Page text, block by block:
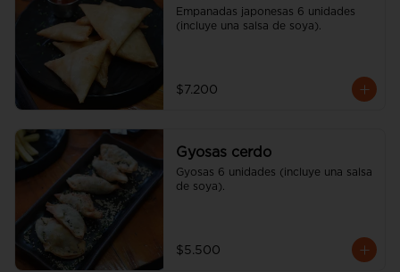
Empanadas japonesas 6 unidades
(incluye una salsa de soya).
$7.200
Gyosas cerdo
Gyosas 6 unidades (incluye una salsa
de soya).
$5.500